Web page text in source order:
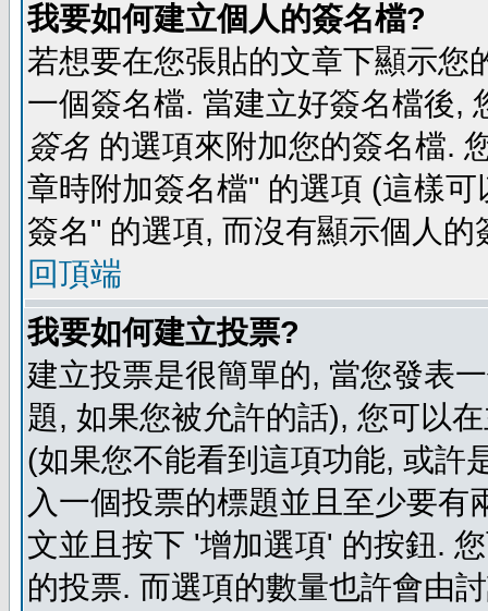
我要如何建立個人的簽名檔?
若想要在您張貼的文章下顯示您
一個簽名檔. 當建立好簽名檔後,
簽名 的選項來附加您的簽名檔.
章時附加簽名檔" 的選項 (這樣
簽名" 的選項, 而沒有顯示個人的
回頂端
我要如何建立投票?
建立投票是很簡單的, 當您發表
題, 如果您被允許的話), 您可以
(如果您不能看到這項功能, 或許
入一個投票的標題並且至少要
文並且按下 '增加選項' 的按鈕.
的投票. 而選項的數量也許會由